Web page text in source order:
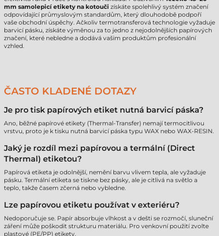
mm samolepicí etikety na kotouči získáte spolehlivý systém značení
odpovídající průmyslovým standardům, který dlouhodobě podpoří
vaše obchodní úspěchy. Ačkoliv termotransferová technologie vyžaduje
barvicí pásku, získáte výměnou za to jedno z nejodolnějších papírových
značení, které nebledne a dodává vašim produktům profesionální
vzhled.
ČASTO KLADENÉ DOTAZY
Je pro tisk papírových etiket nutná barvicí páska?
Ano, běžné papírové etikety (Thermal-Transfer) nemají termocitlivou
vrstvu, proto je k tisku nutná barvicí páska typu WAX nebo WAX-RESIN.
Jaký je rozdíl mezi papírovou a termální (Direct
Thermal) etiketou?
Papírová etiketa je odolnější, nemění barvu vlivem tepla, ale vyžaduje
pásku. Termální etiketa se tiskne bez pásky, ale je citlivá na světlo a
teplo, takže časem zčerná nebo vybledne.
Lze papírovou etiketu používat v exteriéru?
Nedoporučuje se. Papír absorbuje vlhkost a v dešti se rozmočí, sluneční
záření může poškodit strukturu materiálu. Pro venkovní použití zvolte
plastové (PE/PP) etikety.